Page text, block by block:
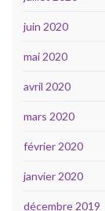
juin 2020
mai 2020
avril 2020
mars 2020
février 2020
janvier 2020
décembre 2019